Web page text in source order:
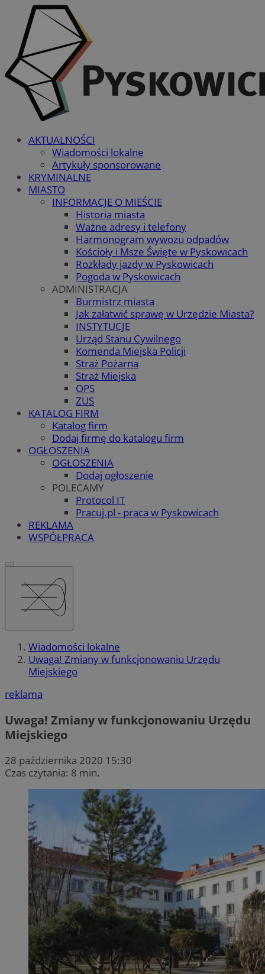
AKTUALNOŚCI
Wiadomości lokalne
Artykuły sponsorowane
KRYMINALNE
MIASTO
INFORMACJE O MIEŚCIE
Historia miasta
Ważne adresy i telefony
Harmonogram wywozu odpadów
Kościoły i Msze Święte w Pyskowicach
Rozkłady jazdy w Pyskowicach
Pogoda w Pyskowicach
ADMINISTRACJA
Burmistrz miasta
Jak załatwić sprawę w Urzędzie Miasta?
INSTYTUCJE
Urząd Stanu Cywilnego
Komenda Miejska Policji
Straż Pożarna
Straż Miejska
OPS
ZUS
KATALOG FIRM
Katalog firm
Dodaj firmę do katalogu firm
OGŁOSZENIA
OGŁOSZENIA
Dodaj ogłoszenie
POLECAMY
Protocol IT
Pracuj.pl - praca w Pyskowicach
REKLAMA
WSPÓŁPRACA
Wiadomości lokalne
Uwaga! Zmiany w funkcjonowaniu Urzędu
Miejskiego
reklama
Uwaga! Zmiany w funkcjonowaniu Urzędu
Miejskiego
28 października 2020 15:30
Czas czytania: 8 min.